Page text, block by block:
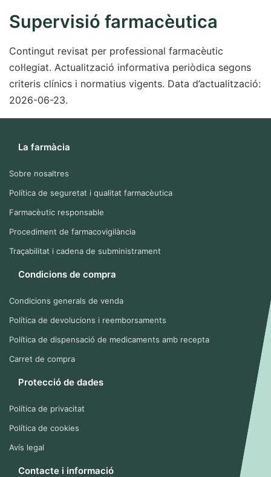
Supervisió farmacèutica
Contingut revisat per professional farmacèutic
col·legiat. Actualització informativa periòdica segons
criteris clínics i normatius vigents. Data d’actualització:
2026-06-23.
La farmàcia
Sobre nosaltres
Política de seguretat i qualitat farmacèutica
Farmacèutic responsable
Procediment de farmacovigilància
Traçabilitat i cadena de subministrament
Condicions de compra
Condicions generals de venda
Política de devolucions i reemborsaments
Política de dispensació de medicaments amb recepta
Carret de compra
Protecció de dades
Política de privacitat
Política de cookies
Avís legal
Contacte i informació